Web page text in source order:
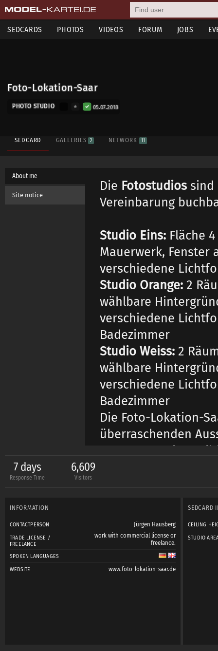
SEDCARDS PHOTOS VIDEOS FORUM JOBS
Foto-Lokation-Saar
PHOTO STUDIO 05.07.2018
SEDCARD GALLERIES 2 NETWORK 11
About me
Site notice
Die Fotostudios
Vereinbarung
Studio Eins: Fläche
Mauerwerk, Fenster
verschiedene
Studio Orange: 2
wählbare
verschiedene
Badezimmer
Studio Weiss: 2
wählbare
verschiedene
Badezimmer
Die Foto-Lokation-
überraschenden
Umsetzung einer
In der "Directors
fotografischen
Gelegenheit zur
7 days
Response Time
6,609
Visitors
INFORMATION
CONTACTPERSON Jürgen Hausberg
TRADE LICENSE /
FREELANCE
work with commercial license or
freelance.
SPOKEN LANGUAGES
WEBSITE www.foto-lokation-saar.de
SEDCARD
CEILING
STUDIO